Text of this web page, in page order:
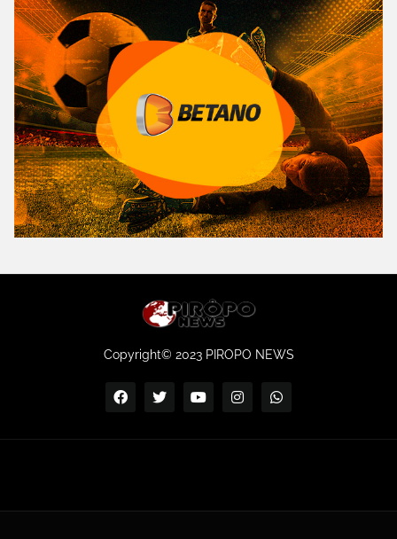
Copyright© 2023 PIROPO NEWS